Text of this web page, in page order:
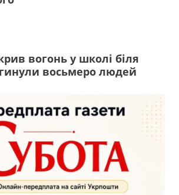
вогонь у школі біля
восьмеро людей